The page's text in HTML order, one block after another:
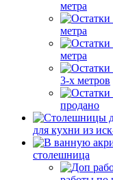
метра
метра
метра
3-х метров
продано
для кухни из
столешница